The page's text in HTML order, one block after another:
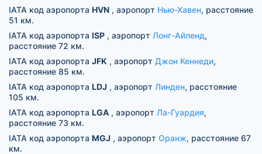
IATA код аэропорта HVN , аэропорт Нью-Хавен, расстояние
51 км.
IATA код аэропорта ISP , аэропорт Лонг-Айленд,
расстояние 72 км.
IATA код аэропорта JFK , аэропорт Джон Кеннеди,
расстояние 85 км.
IATA код аэропорта LDJ , аэропорт Линден, расстояние
105 км.
IATA код аэропорта LGA , аэропорт Ла-Гуардия,
расстояние 73 км.
IATA код аэропорта MGJ , аэропорт Оранж, расстояние 67
км.